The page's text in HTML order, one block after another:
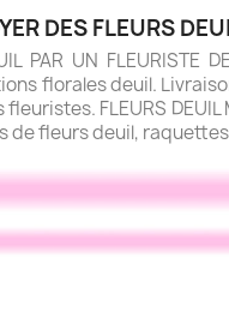
DES FLEURS
PAR UN
florales deuil.
FLEURS
de fleurs deuil,